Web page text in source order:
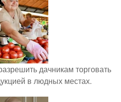
дачникам торговать
в людных местах.